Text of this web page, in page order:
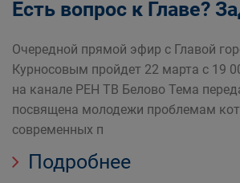
Есть вопрос к Главе?
Очередной прямой эфир с Главой
Курносовым пройдет 22 марта с 19
на канале РЕН ТВ Белово Тема
посвящена молодежи проблемам
современных п
Подробнее